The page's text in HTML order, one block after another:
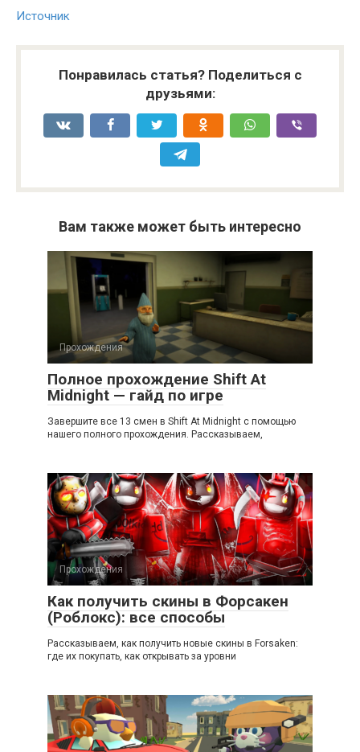
Источник
Понравилась статья? Поделиться с
друзьями:
Вам также может быть интересно
Прохождения
Полное прохождение Shift At
Midnight — гайд по игре
Завершите все 13 смен в Shift At Midnight с помощью
нашего полного прохождения. Рассказываем,
Прохождения
Как получить скины в Форсакен
(Роблокс): все способы
Рассказываем, как получить новые скины в Forsaken:
где их покупать, как открывать за уровни